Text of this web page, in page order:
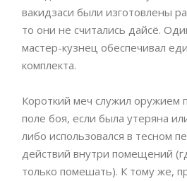
вакидзаси были изготовлены
то они не считались дайсё.
мастер-кузнец обеспечивал
комплекта.
Короткий меч служил оружием
поле боя, если была утеряна
либо использовался в тесном
действий внутри помещений
только помешать). К тому же,